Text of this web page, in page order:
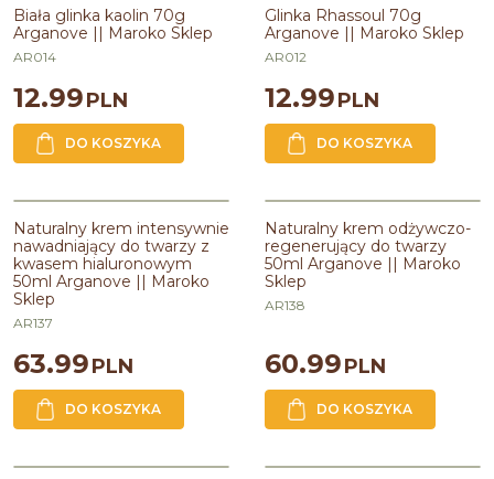
|| Maroko Sklep
Pojemność
70g
Biała glinka kaolin 70g
Arganove || Maroko Sklep
AR014
12.99PLN
DO KOSZYKA
Maroko Sklep
Glinka Rhassoul 70g
Arganove || Maroko Sklep
AR012
12.99PLN
DO KOSZYKA
Naturalny krem intensywnie
nawadniający do twarzy z
kwasem hialuronowym 50ml
Arganove || Maroko Sklep
Linia
ARGANOVE BIO
Zawiera olej
Naturalny krem intensywnie
nawadniający do twarzy z
kwasem hialuronowym
50ml Arganove || Maroko
Sklep
AR137
63.99PLN
DO KOSZYKA
Naturalny krem odżywczo-
regenerujący do twarzy 50ml
Arganove || Maroko Sklep
Linia
ARGANOVE BIO
Zawiera olej
opuncji figowej
Naturalny krem odżywczo-
regenerujący do twarzy
50ml Arganove || Maroko
Sklep
AR138
60.99PLN
DO KOSZYKA
Naturalny wygładzający krem pod
Nawilżająco-korygujący krem pod